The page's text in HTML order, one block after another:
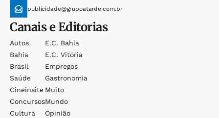
publicidade@grupoatarde.com.br
Canais e Editorias
Autos
Bahia
Brasil
Saúde
Cineinsite
Concursos
Cultura
E.c. Bahia
E.c. Vitória
Empregos
Gastronomia
Muito
Mundo
Opinião